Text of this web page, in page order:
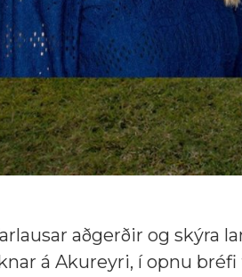
aðgerðir og skýra
á Akureyri, í opnu